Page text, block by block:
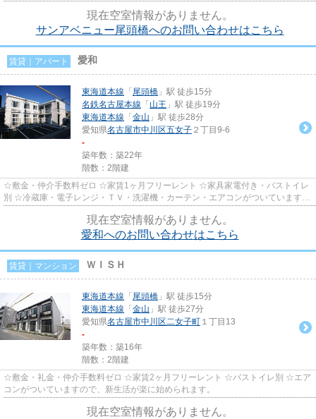
現在空室情報がありません。
サンアベニュー尾頭橋へのお問い合わせはこちら
賃貸｜アパート 愛和
東海道本線 「 尾頭橋 」駅 徒歩15分
名鉄名古屋本線 「 山王 」駅 徒歩19分
東海道本線 「 金山 」駅 徒歩28分
愛知県名古屋市中川区五女子 ２丁目9-6
-
築年数：築22年
階数：2階建
☆敷金・仲介手数料ゼロ ☆家賃1ヶ月フリーレント ☆家具家電付き・バストイレ
別 ☆冷蔵庫・電子レンジ・ＴＶ・洗濯機・カーテン・エアコンがついていますの
現在空室情報がありません。
愛和へのお問い合わせはこちら
賃貸｜マンション ＷＩＳＨ
東海道本線 「 尾頭橋 」駅 徒歩15分
東海道本線 「 金山 」駅 徒歩27分
愛知県名古屋市中川区二女子町 １丁目13
-
築年数：築16年
階数：2階建
☆敷金・礼金・仲介手数料ゼロ ☆家賃2ヶ月フリーレント ☆バストイレ別 ☆エア
コンがついていますので、新生活が楽に始められます。
現在空室情報がありません。